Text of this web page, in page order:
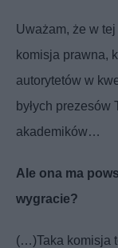
Uważam, że w
komisja prawna,
autorytetów w
byłych prezesów
akademików…
Ale ona ma
wygracie?
(…)Taka komisja